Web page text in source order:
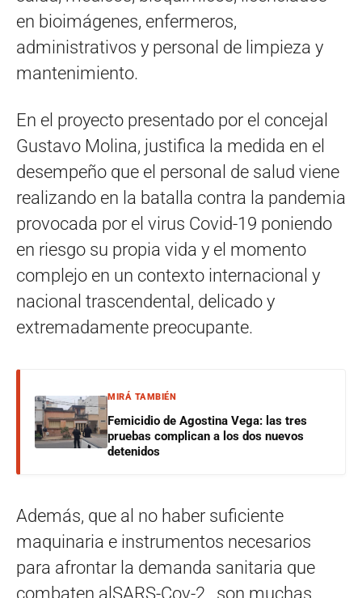
en bioimágenes, enfermeros,
administrativos y personal de limpieza y
mantenimiento.
En el proyecto presentado por el concejal
Gustavo Molina, justifica la medida en el
desempeño que el personal de salud viene
realizando en la batalla contra la pandemia
provocada por el virus Covid-19 poniendo
en riesgo su propia vida y el momento
complejo en un contexto internacional y
nacional trascendental, delicado y
extremadamente preocupante.
MIRÁ TAMBIÉN
Femicidio de Agostina Vega: las tres
pruebas complican a los dos nuevos
detenidos
Además, que al no haber suficiente
maquinaria e instrumentos necesarios
para afrontar la demanda sanitaria que
combaten alSARS-Cov-2 , son muchas